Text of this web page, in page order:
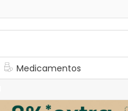
Medicamentos